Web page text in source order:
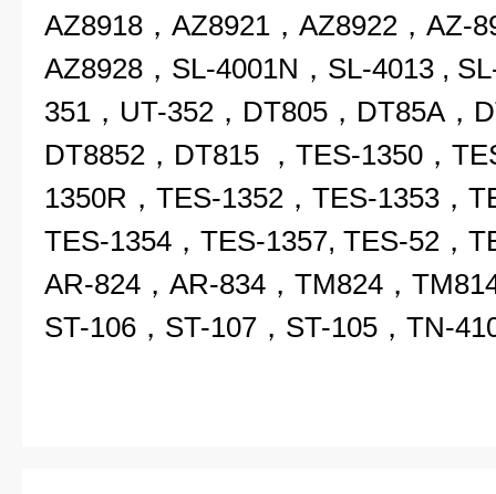
AZ8918，AZ8921，AZ8922，AZ-
AZ8928，SL-4001N，SL-4013 ,
351，UT-352，DT805，DT85A，
DT8852，DT815 ，TES-1350，
1350R，TES-1352，TES-1353，
TES-1354，TES-1357, TES-52，
AR-824，AR-834，TM824，
ST-106，ST-107，ST-105，TN-